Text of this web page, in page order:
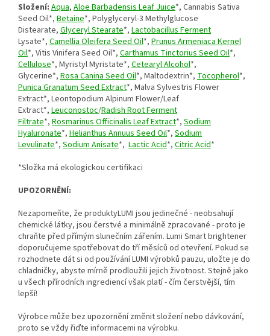
Složení: Aqua, Aloe Barbadensis Leaf Juice*, Cannabis Sativa
Seed Oil*, Betaine*, Polyglyceryl-3 Methylglucose
Distearate, Glyceryl Stearate*, Lactobacillus Ferment
Lysate*, Camellia Oleifera Seed Oil*, Prunus Armeniaca Kernel
Oil*, Vitis Vinifera Seed Oil*, Carthamus Tinctorius Seed Oil*,
Cellulose*, Myristyl Myristate*, Cetearyl Alcohol*,
Glycerine*, Rosa Canina Seed Oil*, Maltodextrin*, Tocopherol*,
Punica Granatum Seed Extract*, Malva Sylvestris Flower
Extract*, Leontopodium Alpinum Flower/Leaf
Extract*, Leuconostoc/Radish Root Ferment
Filtrate*, Rosmarinus Officinalis Leaf Extract*, Sodium
Hyaluronate*, Helianthus Annuus Seed Oil*, Sodium
Levulinate*, Sodium Anisate*, Lactic Acid*, Citric Acid*
*Složka má ekologickou certifikaci
UPOZORNĚNÍ:
Nezapomeňte, že produktyLUMI jsou jedinečné - neobsahují
chemické látky, jsou čerstvé a minimálně zpracované - proto je
chraňte před přímým slunečním zářením. Lumi Smart brightener
doporučujeme spotřebovat do tří měsíců od otevření. Pokud se
rozhodnete dát si od používání LUMI výrobků pauzu, uložte je do
chladničky, abyste mírně prodloužili jejich životnost. Stejně jako
u všech přírodních ingrediencí však platí - čím čerstvější, tím
lepší!
Výrobce může bez upozornění změnit složení nebo dávkování,
proto se vždy řiďte informacemi na výrobku.